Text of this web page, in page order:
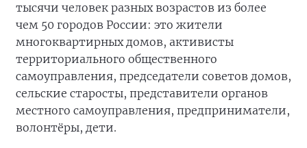
тысячи человек разных возрастов из более
чем 50 городов России: это жители
многоквартирных домов, активисты
территориального общественного
самоуправления, председатели советов домов,
сельские старосты, представители органов
местного самоуправления, предприниматели,
волонтёры, дети.